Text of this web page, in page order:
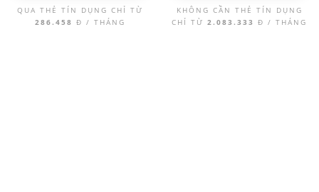
QUA THẺ TÍN DỤNG CHỈ TỪ
286.458 Đ / THÁNG
KHÔNG CẦN THẺ TÍN DỤNG
CHỈ TỪ 2.083.333 Đ / THÁNG